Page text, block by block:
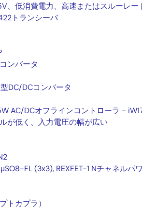
、低消費電力、高速またはスルーレー
トランシーバ
ンバータ
DC/DCコンバータ
AC/DCオフラインコントローラ -
が低く、入力電圧の幅が広い
FL (3x3), REXFET-1 Nチャネルパ
トカプラ）